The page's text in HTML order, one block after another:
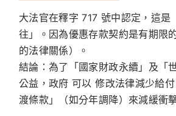
大法官在釋字 717 號中認定，這是
往」。因為優惠存款契約是有期限
的法律關係）。
結論：為了「國家財政永續」及「
公益，政府 可以 修改法律減少給
渡條款」（如分年調降）來減緩衝